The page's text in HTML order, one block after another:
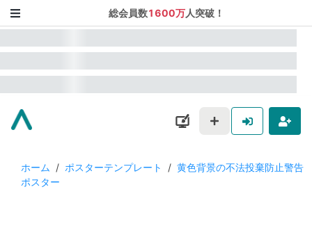
総会員数1600万人突破！
ホーム / ポスターテンプレート / 黄色背景の不法投棄防止警告
ポスター